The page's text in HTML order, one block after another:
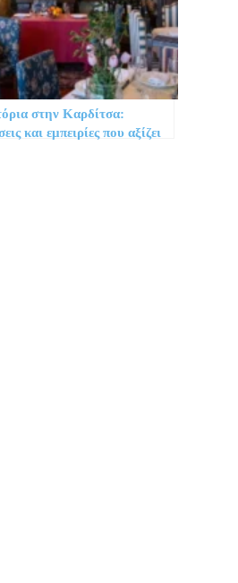
στην Καρδίτσα:
και εμπειρίες που αξίζει